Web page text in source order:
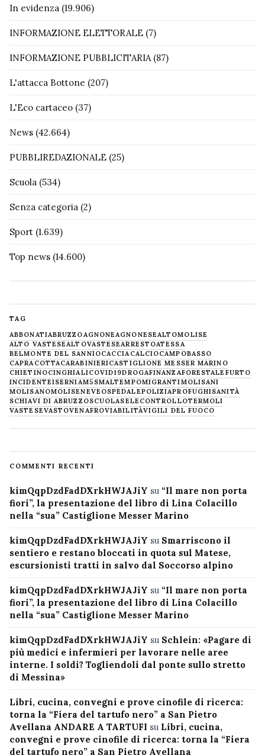
In evidenza (19.906)
INFORMAZIONE ELETTORALE (7)
INFORMAZIONE PUBBLICITARIA(87)
L'attacca Bottone (207)
L'Eco cartaceo (37)
News (42.664)
PUBBLIREDAZIONALE (25)
Scuola (534)
Senza categoria (2)
Sport (1.639)
Top news (14.600)
TAG
ABBONATIABRUZZOAGNONEAGNONESEALTOMOLISE
ALTO VASTESEALTOVASTESEARRESTOATESSA
BELMONTE DEL SANNIOCACCIACALCIOCAMPOBASSO
CAPRACOTTACARABINIERICASTIGLIONE MESSER MARINO
CHIETINOCINGHIALICOVID19DROGAFINANZAFORESTALE FURTO
INCIDENTEISERNIAM5SMALTEMPOMIGRANTIMOLISANI
MOLISANOMOLISENEVE OSPEDALEPOLIZIAPROFUGHISANITÀ
SCHIAVI DI ABRUZZOSCUOLASELECONTROLLOTERMOLI
VASTESEVASTOVENAFROVIABILITÀVIGILI DEL FUOCO
COMMENTI RECENTI
kimQqpDzdFadDXrkHWJAJiY su “Il mare non porta
fiori”, la presentazione del libro di Lina Colacillo
nella “sua” Castiglione Messer Marino
kimQqpDzdFadDXrkHWJAJiY su Smarriscono il
sentiero e restano bloccati in quota sul Matese,
escursionisti tratti in salvo dal Soccorso alpino
kimQqpDzdFadDXrkHWJAJiY su “Il mare non porta
fiori”, la presentazione del libro di Lina Colacillo
nella “sua” Castiglione Messer Marino
kimQqpDzdFadDXrkHWJAJiY su Schlein: «Pagare di
più medici e infermieri per lavorare nelle aree
interne. I soldi? Togliendoli dal ponte sullo stretto
di Messina»
Libri, cucina, convegni e prove cinofile di ricerca:
torna la “Fiera del tartufo nero” a San Pietro
Avellana ANDARE A TARTUFI su Libri, cucina,
convegni e prove cinofile di ricerca: torna la “Fiera
del tartufo nero” a San Pietro Avellana